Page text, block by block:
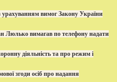
урахуванням вимог Закону України
Люлько вимагав по телефону надати
діяльність та про режим і
згоди осіб про надання